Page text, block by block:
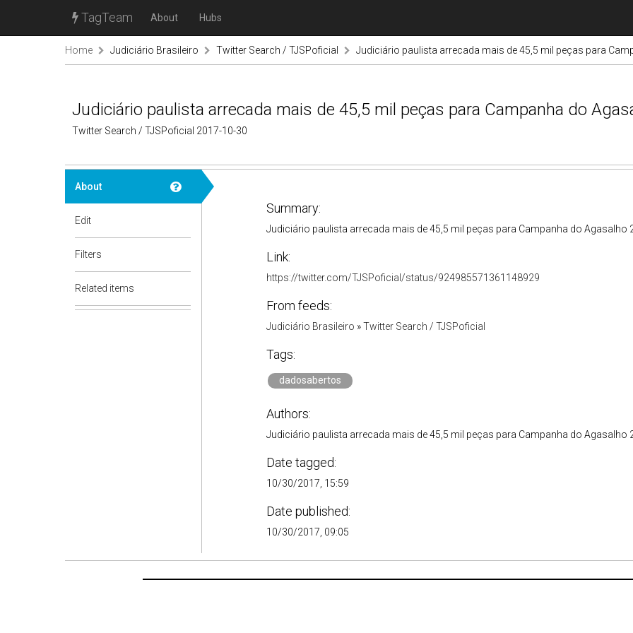
TagTeam About Hubs
Home Judiciário Brasileiro Twitter Search / TJSPoficial Judiciário paulista arrecada mais de 45,5 mil peças para
Judiciário paulista arrecada mais de 45,5 mil peças para Campanha do
Twitter Search / TJSPoficial 2017-10-30
About
Edit
Filters
Related items
Summary:
Judiciário paulista arrecada mais de 45,5 mil peças para Campanha do Agasalho
Link:
https://twitter.com/TJSPoficial/status/924985571361148929
From feeds:
Judiciário Brasileiro »Twitter Search / TJSPoficial
Tags:
dadosabertos
Authors:
Judiciário paulista arrecada mais de 45,5 mil peças para Campanha do Agasalho
Date tagged:
10/30/2017, 15:59
Date published:
10/30/2017, 09:05